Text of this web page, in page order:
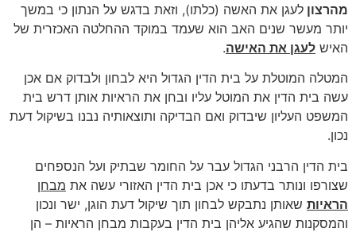
מהרצון לעגן את האשה (כלתו), וזאת בדגש על הנתון כי במשך
יותר מעשר שנים האב הוא שעמד במוקד ההחלטה האכזרית של
האיש לעגן את האישה.
המטלה המוטלת על בית הדין הגדול היא לבחון ולבדוק אם אכן
עשה בית הדין את המוטל עליו ובחן את הראיות אותן דרש בית
המשפט העליון שיבדוק ואם הבדיקה ותוצאותיה נבנו בשיקול דעת
נכון.
בית הדין הרבני הגדול עבר על החומר שבתיק ועל הנספחים
שצורפו ונותר בדעתו כי אכן בית הדין האזורי עשה את מבחן
הראיות שאותן נתבקש לבחון תוך שיקול דעת הוגן, ישר ונכון
והמסקנות שהגיע אליהן בית הדין בעקבות מבחן הראיות – הן